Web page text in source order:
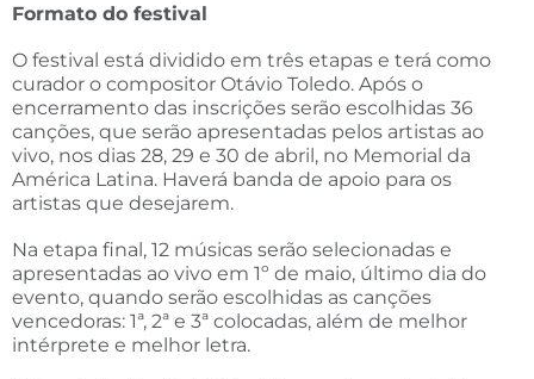
Formato do festival
O festival está dividido em três etapas e terá como
curador o compositor Otávio Toledo. Após o
encerramento das inscrições serão escolhidas 36
canções, que serão apresentadas pelos artistas ao
vivo, nos dias 28, 29 e 30 de abril, no Memorial da
América Latina. Haverá banda de apoio para os
artistas que desejarem.
Na etapa final, 12 músicas serão selecionadas e
apresentadas ao vivo em 1º de maio, último dia do
evento, quando serão escolhidas as canções
vencedoras: 1ª, 2ª e 3ª colocadas, além de melhor
intérprete e melhor letra.